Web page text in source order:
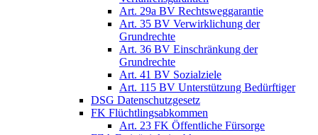
Art. 29a BV Rechtsweggarantie
Art. 35 BV Verwirklichung der
Grundrechte
Art. 36 BV Einschränkung der
Grundrechte
Art. 41 BV Sozialziele
Art. 115 BV Unterstützung Bedürftiger
DSG Datenschutzgesetz
FK Flüchtlingsabkommen
Art. 23 FK Öffentliche Fürsorge